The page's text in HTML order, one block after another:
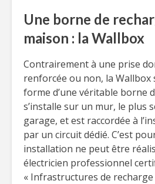
Une borne de
maison : la Wallbox
Contrairement à une prise
renforcée ou non, la Wallbox
forme d’une véritable borne
s’installe sur un mur, le plus
garage, et est raccordée à
par un circuit dédié. C’est
installation ne peut être
électricien professionnel
« Infrastructures de